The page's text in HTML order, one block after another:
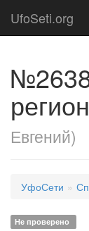
UfoSeti.org
Евгений)
УфоСети
Не проверено